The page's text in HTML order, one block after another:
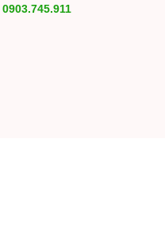
0903.745.911